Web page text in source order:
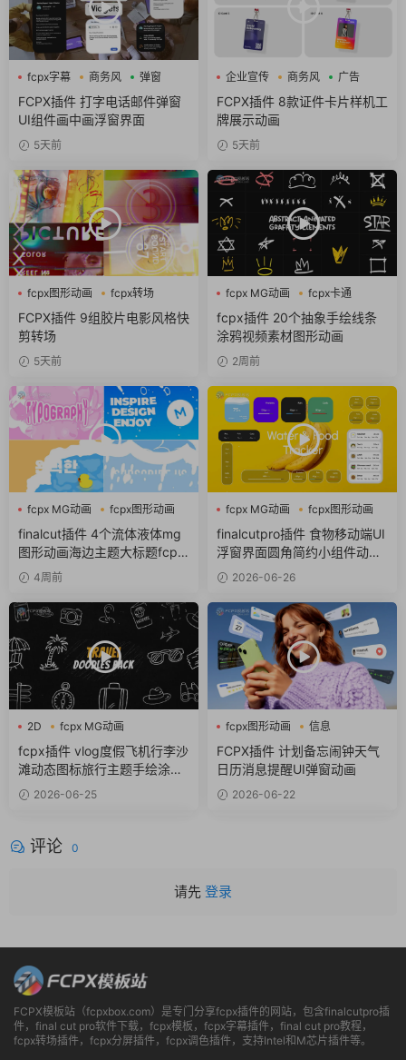
fcpx字幕 商务风 弹窗
FCPX插件 打字电话邮件弹窗
UI组件画中画浮窗界面
5天前
企业宣传 商务风 广告
FCPX插件 8款证件卡片样机工
牌展示动画
5天前
fcpx图形动画
fcpx转场
噪点
FCPX插件 9组胶片电影风格快
剪转场
5天前
fcpx MG动画
fcpx卡通
fcpx图形动画
fcpx插件 20个抽象手绘线条
涂鸦视频素材图形动画
2周前
fcpx MG动画
fcpx图形动画
流体
finalcut插件 4个流体液体mg
图形动画海边主题大标题fcpx
插件4周前
fcpx MG动画
fcpx图形动画
fcpx图标
finalcutpro插件 食物移动端UI
浮窗界面圆角简约小组件动画f
cpx插件
2026-06-26
2D
fcpx MG动画
fcpx卡通
fcpx插件 vlog度假飞机行李沙
滩动态图标旅行主题手绘涂鸦
包 2026-06-25
fcpx图形动画
信息
商务风
FCPX插件 计划备忘闹钟天气
日历消息提醒UI弹窗动画
2026-06-22
评论 0
请先 登录
FCPX模板站（fcpxbox.com）是专门分享fcpx插件的网站，包含finalcutpro插
件，final cut pro软件下载，fcpx模板，fcpx字幕插件，final cut pro教程，
fcpx转场插件，fcpx分屏插件，fcpx调色插件，支持Intel和M芯片插件等。